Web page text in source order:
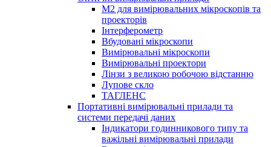
M2 для вимірювальних мікроскопів та
проекторів
Інтерферометр
Вбудовані мікроскопи
Вимірювальні мікроскопи
Вимірювальні проектори
Лінзи з великою робочою відстанню
Лупове скло
ТАГЛЕНС
Портативні вимірювальні прилади та
системи передачі даних
Індикатори годинникового типу та
важільні вимірювальні прилади